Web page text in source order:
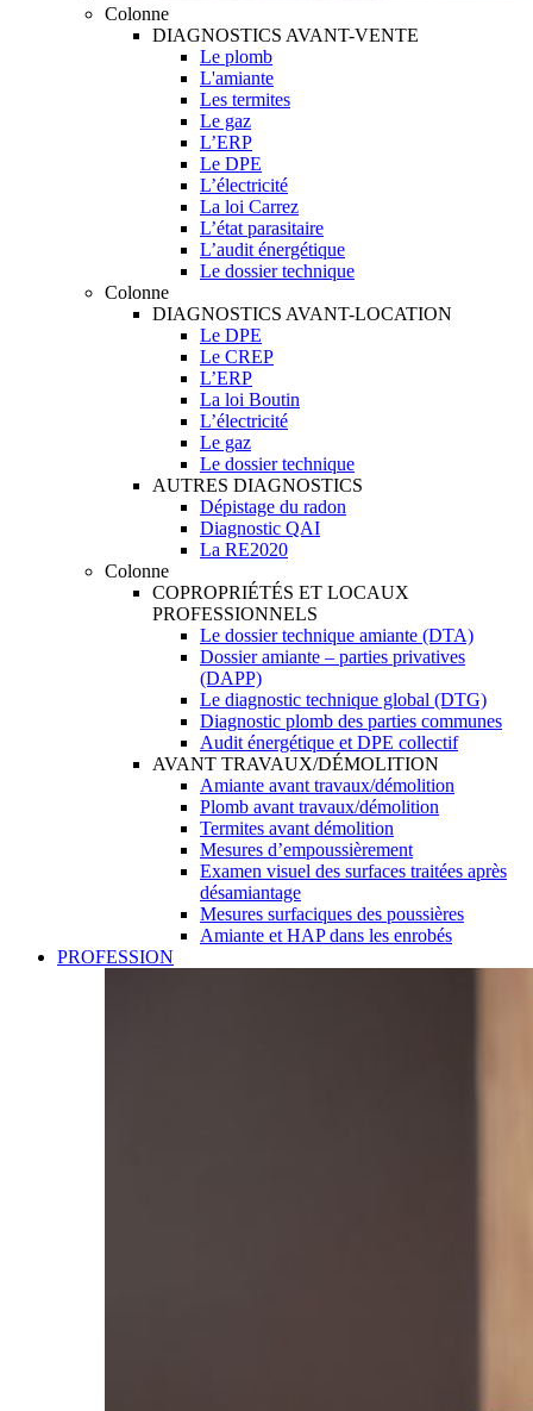
Colonne
DIAGNOSTICS AVANT-VENTE
Le plomb
L'amiante
Les termites
Le gaz
L’ERP
Le DPE
L’électricité
La loi Carrez
L’état parasitaire
L’audit énergétique
Le dossier technique
Colonne
DIAGNOSTICS AVANT-LOCATION
Le DPE
Le CREP
L’ERP
La loi Boutin
L’électricité
Le gaz
Le dossier technique
AUTRES DIAGNOSTICS
Dépistage du radon
Diagnostic QAI
La RE2020
Colonne
COPROPRIÉTÉS ET LOCAUX
PROFESSIONNELS
Le dossier technique amiante (DTA)
Dossier amiante – parties privatives
(DAPP)
Le diagnostic technique global (DTG)
Diagnostic plomb des parties communes
Audit énergétique et DPE collectif
AVANT TRAVAUX/DÉMOLITION
Amiante avant travaux/démolition
Plomb avant travaux/démolition
Termites avant démolition
Mesures d’empoussièrement
Examen visuel des surfaces traitées après
désamiantage
Mesures surfaciques des poussières
Amiante et HAP dans les enrobés
PROFESSION